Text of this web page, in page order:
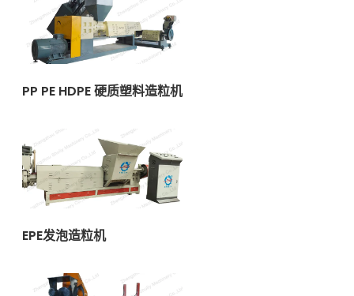
PP PE HDPE 硬质塑料造粒机
EPE发泡造粒机